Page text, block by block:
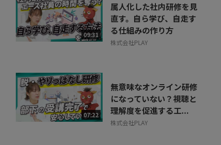
09:31
属人化した社内研修を見
直す。自ら学び、自走す
る仕組みの作り方
株式会社PLAY
07:22
無意味なオンライン研修
になっていない？視聴と
理解度を促進する工...
株式会社PLAY